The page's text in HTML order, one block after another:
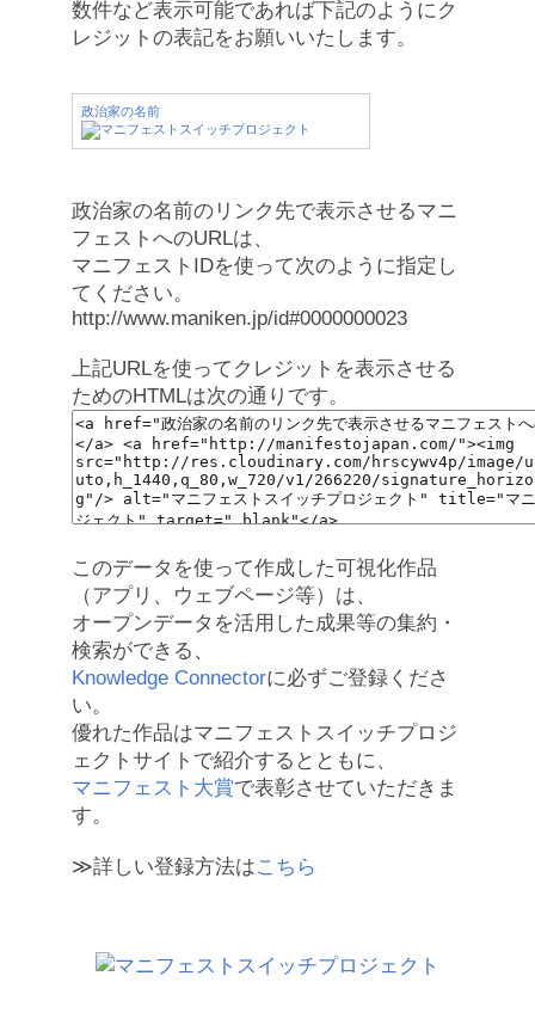
数件など表示可能であれば下記のようにク
レジットの表記をお願いいたします。
政治家の名前
政治家の名前のリンク先で表示させるマニ
フェストへのURLは、
マニフェストIDを使って次のように指定し
てください。
http://www.maniken.jp/id#0000000023
上記URLを使ってクレジットを表示させる
ためのHTMLは次の通りです。
このデータを使って作成した可視化作品
（アプリ、ウェブページ等）は、
オープンデータを活用した成果等の集約・
検索ができる、
Knowledge Connectorに必ずご登録くださ
い。
優れた作品はマニフェストスイッチプロジ
ェクトサイトで紹介するとともに、
マニフェスト大賞で表彰させていただきま
す。
≫詳しい登録方法はこちら